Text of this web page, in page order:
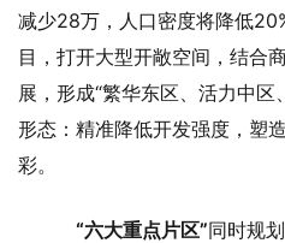
减少28万，人口密度将降低
目，打开大型开敞空间，结合
展，形成“繁华东区、活力中
形态：精准降低开发强度，塑
彩。
“六大重点片区”同时规